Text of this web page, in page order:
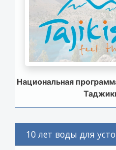
Национальная
10 лет воды для